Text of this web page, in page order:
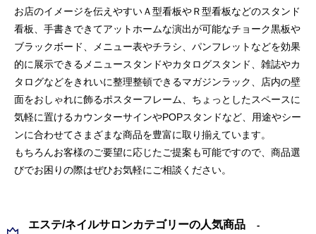
お店のイメージを伝えやすいＡ型看板やＲ型看板などのスタンド
看板、手書きできてアットホームな演出が可能なチョーク黒板や
ブラックボード、メニュー表やチラシ、パンフレットなどを効果
的に展示できるメニュースタンドやカタログスタンド、雑誌やカ
タログなどをきれいに整理整頓できるマガジンラック、店内の壁
面をおしゃれに飾るポスターフレーム、ちょっとしたスペースに
気軽に置けるカウンターサインやPOPスタンドなど、用途やシー
ンに合わせてさまざまな商品を豊富に取り揃えています。
もちろんお客様のご要望に応じたご提案も可能ですので、商品選
びでお困りの際はぜひお気軽にご相談ください。
エステ/ネイルサロンカテゴリーの人気商品